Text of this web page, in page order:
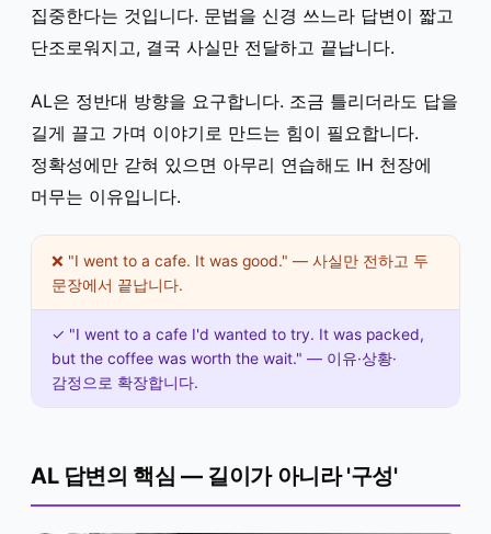
집중한다는 것입니다. 문법을 신경 쓰느라 답변이 짧고
단조로워지고, 결국 사실만 전달하고 끝납니다.
AL은 정반대 방향을 요구합니다. 조금 틀리더라도 답을
길게 끌고 가며 이야기로 만드는 힘이 필요합니다.
정확성에만 갇혀 있으면 아무리 연습해도 IH 천장에
머무는 이유입니다.
❌ "I went to a cafe. It was good." — 사실만 전하고 두
문장에서 끝납니다.
✓ "I went to a cafe I'd wanted to try. It was packed,
but the coffee was worth the wait." — 이유·상황·
감정으로 확장합니다.
AL 답변의 핵심 — 길이가 아니라 '구성'